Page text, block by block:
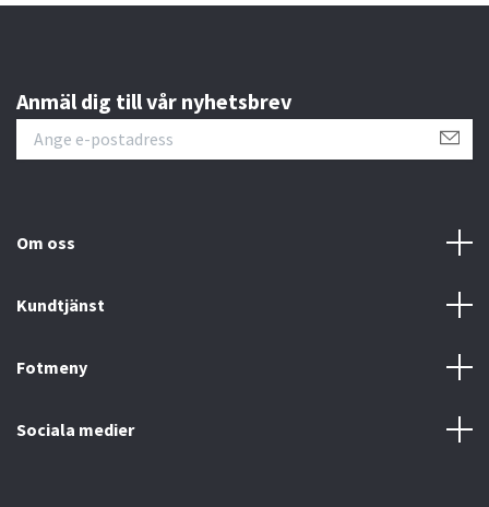
Anmäl dig till vår nyhetsbrev
Om oss
Kundtjänst
Fotmeny
Sociala medier